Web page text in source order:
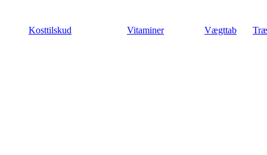
indholdKosttilskud Vitaminer Vægttab